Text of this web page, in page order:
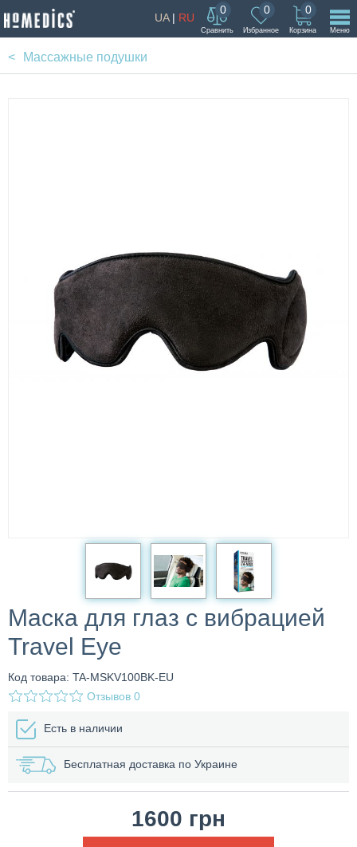
UA| RU
0
Сравнить
0
Избранное
0
Корзина Меню
Массажные подушки
Маска для глаз с вибрацией
Travel Eye
Код товара: TA-MSKV100BK-EU
Отзывов 0
Есть в наличии
Бесплатная доставка по Украине
1600 грн